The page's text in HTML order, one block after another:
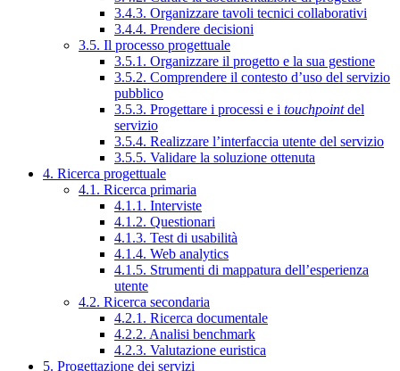
3.4.3. Organizzare tavoli tecnici collaborativi
3.4.4. Prendere decisioni
3.5. Il processo progettuale
3.5.1. Organizzare il progetto e la sua gestione
3.5.2. Comprendere il contesto d’uso del servizio
pubblico
3.5.3. Progettare i processi e i touchpointdel
servizio
3.5.4. Realizzare l’interfaccia utente del servizio
3.5.5. Validare la soluzione ottenuta
4. Ricerca progettuale
4.1. Ricerca primaria
4.1.1. Interviste
4.1.2. Questionari
4.1.3. Test di usabilità
4.1.4. Web analytics
4.1.5. Strumenti di mappatura dell’esperienza
utente
4.2. Ricerca secondaria
4.2.1. Ricerca documentale
4.2.2. Analisi benchmark
4.2.3. Valutazione euristica
5. Progettazione dei servizi